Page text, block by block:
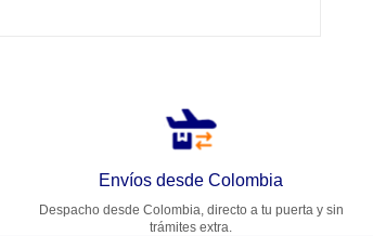
Envíos desde Colombia
Despacho desde Colombia, directo a tu puerta y sin
trámites extra.